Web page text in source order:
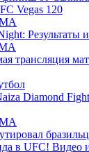
Vegas 120
Результаты
трансляция
Diamond
в UFC! Видео